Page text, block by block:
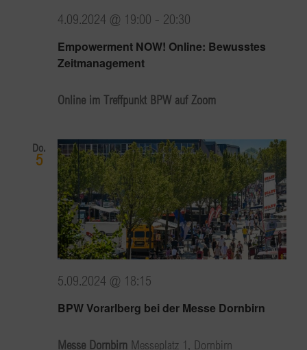
Empowerment NOW! Online: Bewusstes
Zeitmanagement
4.09.2024 @ 19:00 - 20:30
Online im Treffpunkt BPW auf Zoom
Do.
5
BPW Vorarlberg bei der Messe Dornbirn
5.09.2024 @ 18:15
Messe Dornbirn Messeplatz 1, Dornbirn